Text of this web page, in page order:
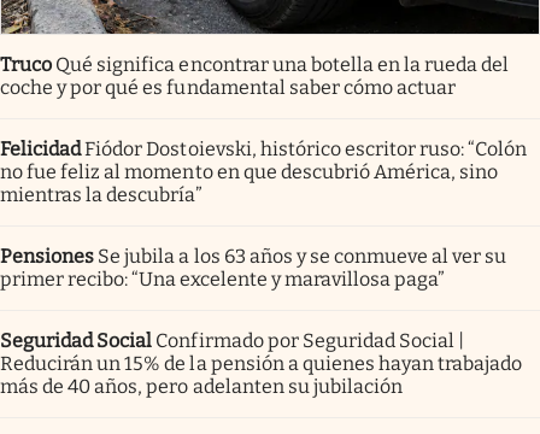
Truco Qué significa encontrar una botella en la rueda del
coche y por qué es fundamental saber cómo actuar
FelicidadFiódor Dostoievski, histórico escritor ruso: “Colón
no fue feliz al momento en que descubrió América, sino
mientras la descubría”
Pensiones Se jubila a los 63 años y se conmueve al ver su
primer recibo: “Una excelente y maravillosa paga”
Seguridad Social Confirmado por Seguridad Social |
Reducirán un 15% de la pensión a quienes hayan trabajado
más de 40 años, pero adelanten su jubilación